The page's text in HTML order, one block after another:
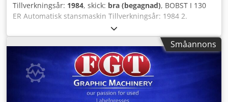
Tillverkningsår: 1984, skick: bra (begagnad), BOBST I 130
ER Automatisk stansmaskin Tillverkningsår: 1984 2.
Arkformat Max arkmått: 920 x 1.300 mm Minsta arkmått:
450 x 580 mm Arbetsformat: – Max. 890 x 1.270 mm (öppet
ram) – Max. 900 x 1.300 mm (stängt ram) 3.
Materialspecificering Max kartongtjocklek: 1,5 mm
(kartong) Minsta ytvikt: 90 g/m² Grippmarginal: 10 mm 4.
Rammått – 915 x 1.300 mm ram utan stång – 840 x 1.300
mm ram med stång 5. Pallhöjd (Non-Stop Drift) Djdpfx
Småannons